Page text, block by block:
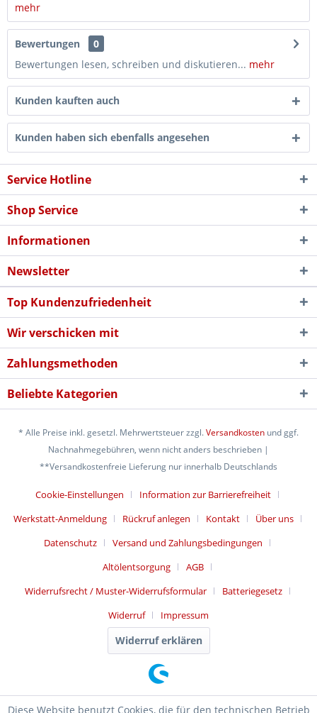
mehr
Bewertungen
0
Bewertungen lesen, schreiben und diskutieren... mehr
Kunden kauften auch
Kunden haben sich ebenfalls angesehen
Service Hotline
Shop Service
Informationen
Newsletter
Top Kundenzufriedenheit
Wir verschicken mit
Zahlungsmethoden
Beliebte Kategorien
* Alle Preise inkl. gesetzl. Mehrwertsteuer zzgl.Versandkosten und ggf.
Nachnahmegebühren, wenn nicht anders beschrieben |
**Versandkostenfreie Lieferung nur innerhalb Deutschlands
Cookie-Einstellungen
Information zur Barrierefreiheit
Werkstatt-Anmeldung
Rückruf anlegen Kontakt
Über uns
Datenschutz
Versand und Zahlungsbedingungen
Altölentsorgung
AGB
Widerrufsrecht / Muster-Widerrufsformular
Batteriegesetz
Widerruf
Impressum
Widerruf erklären
Diese Website benutzt Cookies, die für den technischen Betrieb